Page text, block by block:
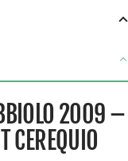
4 / 5
4 / 5
2009 –
CEREQUIO